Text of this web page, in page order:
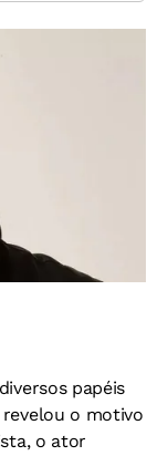
papéis
revelou o motivo
o ator